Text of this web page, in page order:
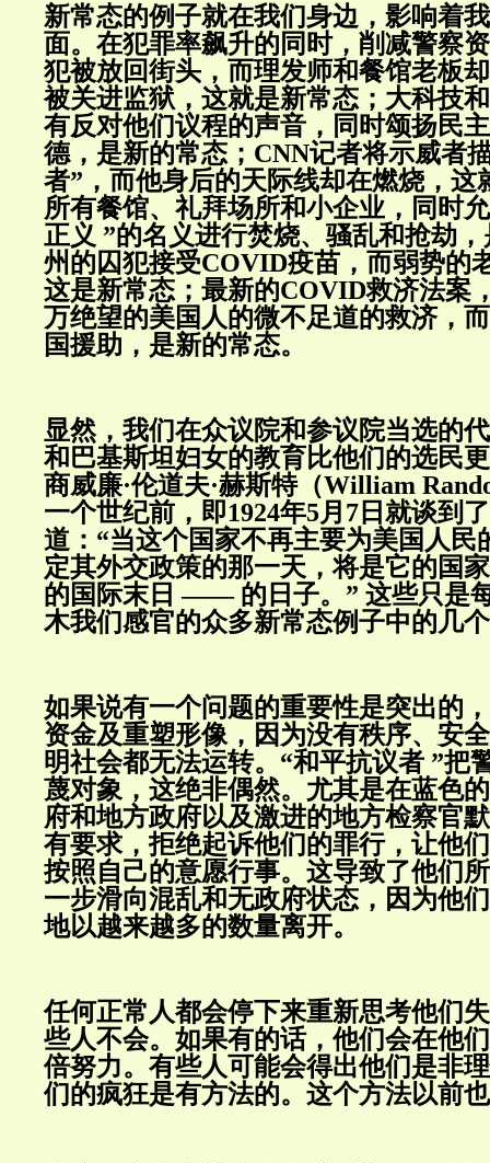
新常态的例子就在我们身边，影响着
面。在犯罪率飙升的同时，削减警察
犯被放回街头，而理发师和餐馆老板
被关进监狱，这就是新常态；大科技
有反对他们议程的声音，同时颂扬民
德，是新的常态；CNN记者将示威者
者”，而他身后的天际线却在燃烧，这
所有餐馆、礼拜场所和小企业，同时
正义 ”的名义进行焚烧、骚乱和抢劫
州的囚犯接受COVID疫苗，而弱势的
这是新常态；最新的COVID救济法案
万绝望的美国人的微不足道的救济，
国援助，是新的常态。
显然，我们在众议院和参议院当选的
和巴基斯坦妇女的教育比他们的选民
商威廉·伦道夫·赫斯特（William
一个世纪前，即1924年5月7日就谈到
道：“当这个国家不再主要为美国人民
定其外交政策的那一天，将是它的国
的国际末日 —— 的日子。” 这些只是
木我们感官的众多新常态例子中的几
如果说有一个问题的重要性是突出的
资金及重塑形像，因为没有秩序、安
明社会都无法运转。“和平抗议者 ”把
蔑对象，这绝非偶然。尤其是在蓝色
府和地方政府以及激进的地方检察官
有要求，拒绝起诉他们的罪行，让他
按照自己的意愿行事。这导致了他们
一步滑向混乱和无政府状态，因为他
地以越来越多的数量离开。
任何正常人都会停下来重新思考他们
些人不会。如果有的话，他们会在他
倍努力。有些人可能会得出他们是非
们的疯狂是有方法的。这个方法以前